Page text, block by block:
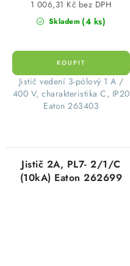
Skladem (4 ks)
1 006,31 Kč bez DPH
​Jistič vedení 3-pólový 1 A /
400 V, charakteristika C, IP20
Eaton 263403
Jistič 2A, PL7- 2/1/C
(10kA) Eaton 262699